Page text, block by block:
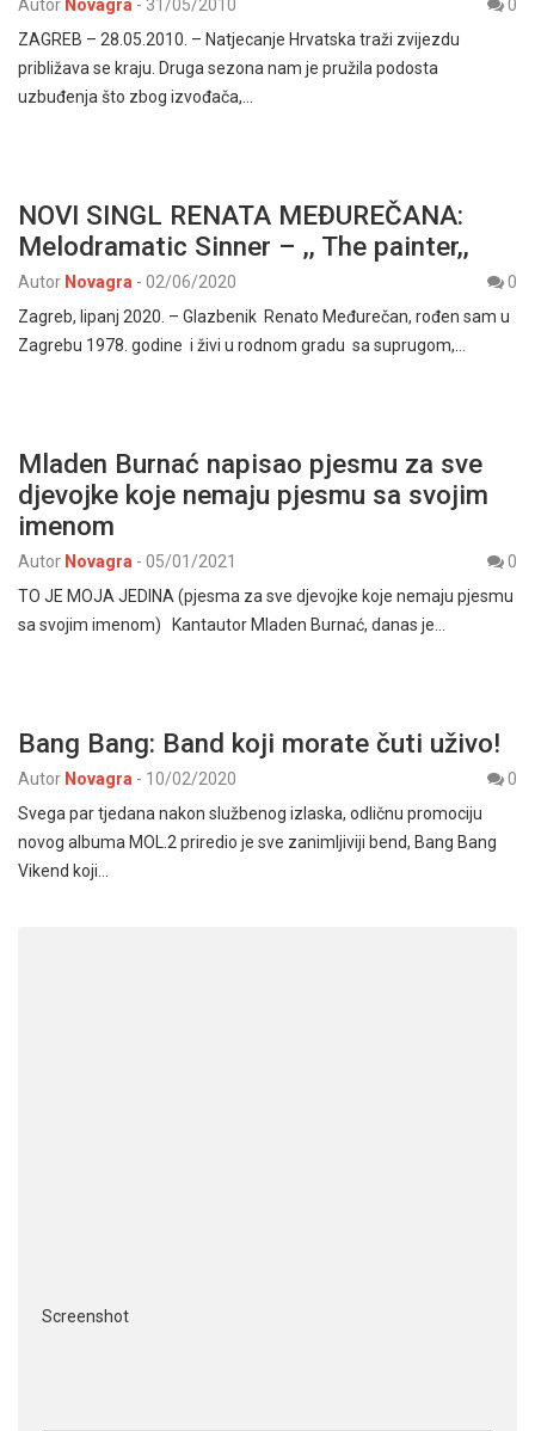
Autor Novagra - 31/05/2010
0
ZAGREB – 28.05.2010. – Natjecanje Hrvatska traži zvijezdu
približava se kraju. Druga sezona nam je pružila podosta
uzbuđenja što zbog izvođača,…
NOVI SINGL RENATA MEĐUREČANA:
Melodramatic Sinner – ,, The painter,,
Autor Novagra - 02/06/2020
0
Zagreb, lipanj 2020. – Glazbenik Renato Međurečan, rođen sam u
Zagrebu 1978. godine i živi u rodnom gradu sa suprugom,…
Mladen Burnać napisao pjesmu za sve
djevojke koje nemaju pjesmu sa svojim
imenom
Autor Novagra - 05/01/2021
0
TO JE MOJA JEDINA (pjesma za sve djevojke koje nemaju pjesmu
sa svojim imenom) Kantautor Mladen Burnać, danas je…
Bang Bang: Band koji morate čuti uživo!
Autor Novagra - 10/02/2020
0
Svega par tjedana nakon službenog izlaska, odličnu promociju
novog albuma MOL.2 priredio je sve zanimljiviji bend, Bang Bang
Vikend koji…
Screenshot